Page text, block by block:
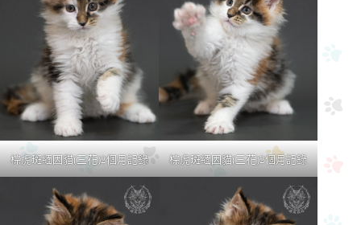
棕虎斑緬因貓(三花)2個月記錄 棕虎斑緬因貓(三花)2個月記錄